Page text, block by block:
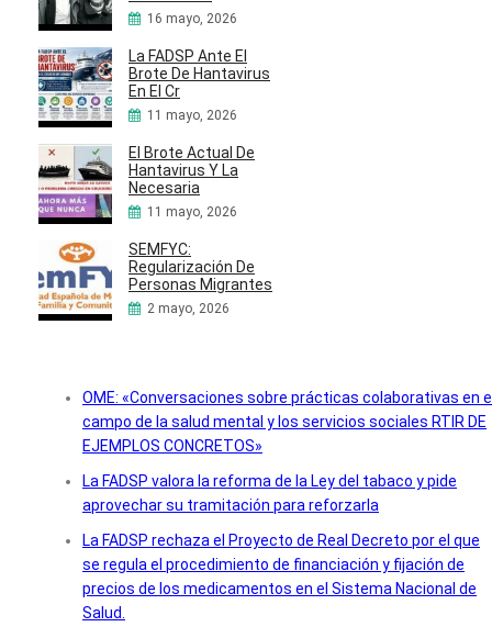
16 mayo, 2026
La FADSP Ante El
Brote De Hantavirus
En El Cr
11 mayo, 2026
El Brote Actual De
Hantavirus Y La
Necesaria
11 mayo, 2026
SEMFYC:
Regularización De
Personas Migrantes
2 mayo, 2026
OME: «Conversaciones sobre prácticas colaborativas en
campo de la salud mental y los servicios sociales RTIR DE
EJEMPLOS CONCRETOS»
La FADSP valora la reforma de la Ley del tabaco y pide
aprovechar su tramitación para reforzarla
La FADSP rechaza el Proyecto de Real Decreto por el que
se regula el procedimiento de financiación y fijación de
precios de los medicamentos en el Sistema Nacional de
Salud.